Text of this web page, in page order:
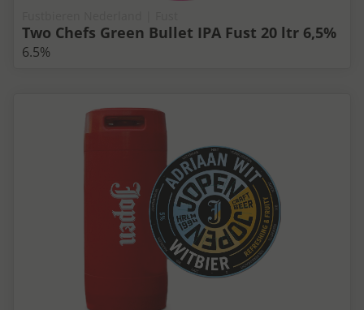
Two Chefs Green Bullet IPA Fust 20 ltr 6,5%
6.5%